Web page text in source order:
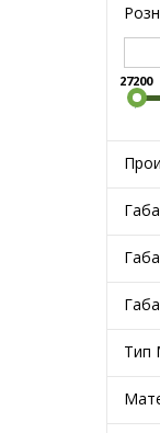
27200
Тип